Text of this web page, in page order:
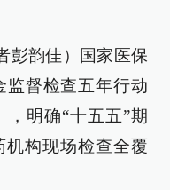
彭韵佳）国家医保
监督检查五年行动
明确“十五五”期
机构现场检查全覆